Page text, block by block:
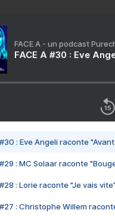
FACE A - un podcast
FACE A #30 : Eve
#30 : Eve Angeli raconte
#29 : MC Solaar raconte
#28 : Lorie raconte "Je vais vite"
#27 : Christophe Willem